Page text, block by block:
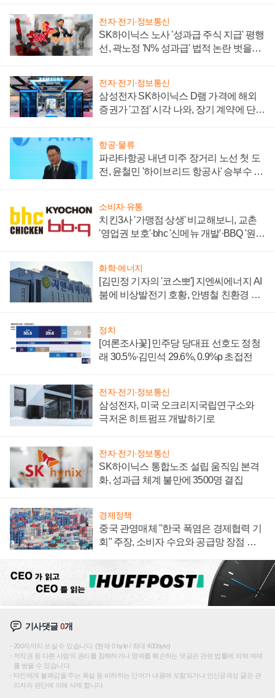
전자·전기·정보통신
SK하이닉스 노사 '성과급 주식 지급' 평행
선, 곽노정 'N% 성과급' 법적 논란 벗을지
전자·전기·정보통신
삼성전자 SK하이닉스 D램 가격에 해외
증권가 '고점' 시각 나와, 장기 계약에 단점
항공·물류
파라타항공 내년 미주 장거리 노선 첫 도
전, 윤철민 '하이브리드 항공사' 승부수 통
소비자·유통
치킨3사 '가맹점 상생' 비교해보니, 교촌
'영업권 보호'·bhc '신메뉴 개발'·BBQ '원가
화학·에너지
[김민정 기자의 '코스뽀'] 지엔씨에너지 AI
붐에 비상발전기 호황, 안병철 친환경 에
정치
[여론조사꽃] 민주당 당대표 선호도 정청
래 30.5%·김민석 29.6%, 0.9%p 초접전
전자·전기·정보통신
삼성전자, 미국 오크리지국립연구소와
극저온 히트펌프 개발하기로
전자·전기·정보통신
SK하이닉스 통합노조 설립 움직임 본격
화, 성과급 체계 불만에 3500명 결집
경제정책
중국 관영매체 "한국 폭염은 경제협력 기
회" 주장, 소비자 수요와 공급망 장점 강
기사댓글0개
200자까지 쓰실 수 있습니다. (현재 0 byte / 최대 400byte)
저작권 등 다른 사람의 권리를 침해하거나 명예를 훼손하는 댓글은 관련 법률에 의해 제재
를 받을 수 있습니다.
타인에게 불쾌감을 주는 욕설 등 비하하는 단어가 내용에 포함되거나 인신공격성 글은 관
리자의 판단에 의해 삭제 합니다.